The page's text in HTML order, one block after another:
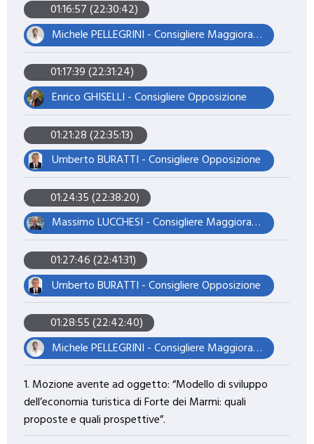
01:16:57 (22:30:42)
Michele PELLEGRINI - Consigliere Maggioranza – Presidente del Consiglio
01:17:39 (22:31:24)
Enrico GHISELLI - Consigliere Opposizione
01:21:28 (22:35:13)
Umberto BURATTI - Consigliere Opposizione
01:24:35 (22:38:20)
Massimo LUCCHESI - Consigliere Maggioranza – Assessore
01:27:46 (22:41:31)
Umberto BURATTI - Consigliere Opposizione
01:28:55 (22:42:40)
Michele PELLEGRINI - Consigliere Maggioranza – Presidente del Consiglio
1. Mozione avente ad oggetto: “Modello di sviluppo
dell’economia turistica di Forte dei Marmi: quali
proposte e quali prospettive”.